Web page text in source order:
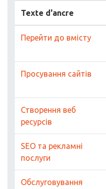
Texte d'ancre
Перейти до вмісту
Просування сайтів
Створення веб
ресурсів
SEO та рекламні
послуги
Обслуговування